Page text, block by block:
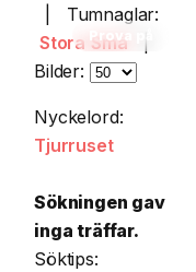
Prova på
Tumnaglar:
Stora Små
|
Bilder:
Nyckelord:
Tjurruset
Sökningen gav
inga träffar.
Söktips: